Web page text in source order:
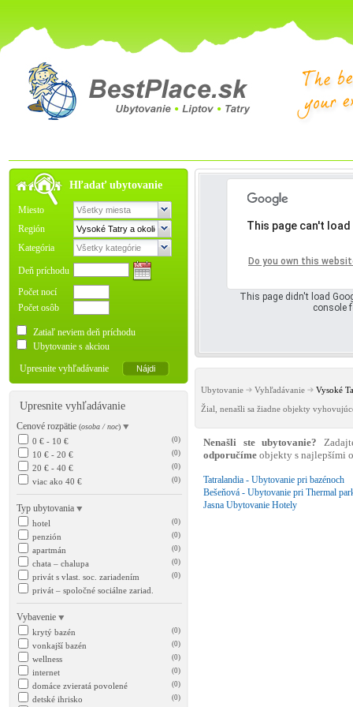
Hľadať ubytovanie
Miesto
Región
Kategória
Deň príchodu
Počet nocí
Počet osôb
Zatiaľ neviem deň príchodu
Ubytovanie s akciou
Upresnite vyhľadávanie
Upresnite vyhľadávanie
Cenové rozpätie (osoba / noc)
0 € - 10 € (0)
10 € - 20 € (0)
20 € - 40 € (0)
viac ako 40 € (0)
Typ ubytovania
hotel (0)
penzión (0)
apartmán (0)
chata – chalupa (0)
privát s vlast. soc. zariadením (0)
privát – spoločné sociálne zariad.
Vybavenie
krytý bazén (0)
vonkajší bazén (0)
wellness (0)
internet (0)
domáce zvieratá povolené (0)
detské ihrisko (0)
Oops!
This page didn't load
console
This page can't
Do you own this
Ubytovanie Vyhľadávanie
Vysoké
Žial, nenašli sa žiadne objekty
Nenašli ste ubytovanie?
odporučíme objekty s najlepšími
Tatralandia - Ubytovanie pri bazénoch
Bešeňová - Ubytovanie pri Thermal
Jasna Ubytovanie Hotely